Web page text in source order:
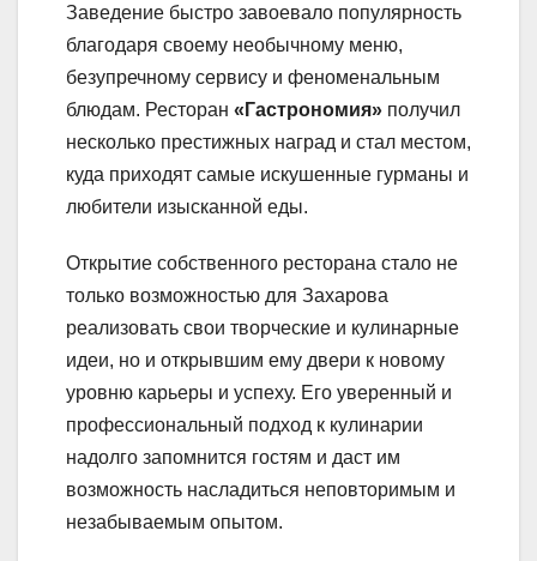
Заведение быстро завоевало популярность
благодаря своему необычному меню,
безупречному сервису и феноменальным
блюдам. Ресторан «Гастрономия» получил
несколько престижных наград и стал местом,
куда приходят самые искушенные гурманы и
любители изысканной еды.
Открытие собственного ресторана стало не
только возможностью для Захарова
реализовать свои творческие и кулинарные
идеи, но и открывшим ему двери к новому
уровню карьеры и успеху. Его уверенный и
профессиональный подход к кулинарии
надолго запомнится гостям и даст им
возможность насладиться неповторимым и
незабываемым опытом.